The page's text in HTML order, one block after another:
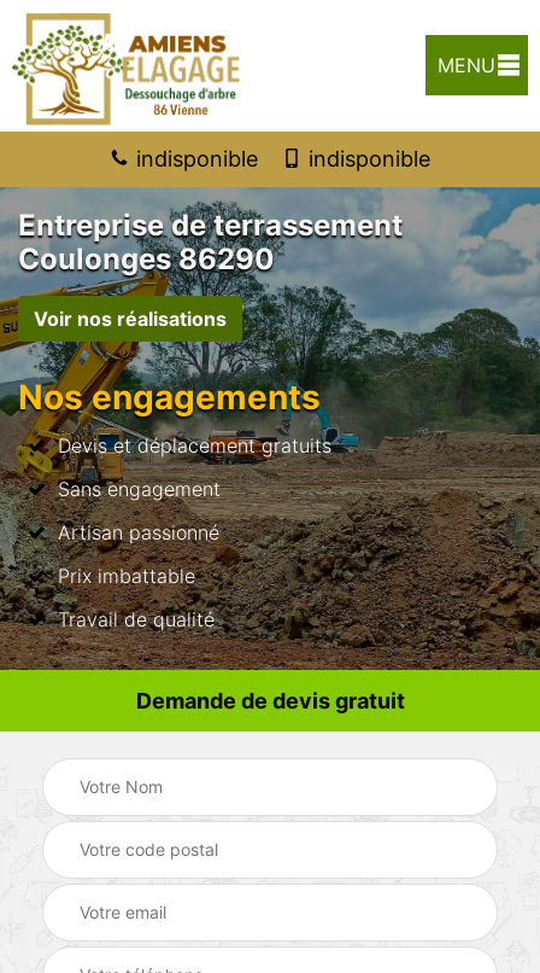
MENU
indisponible indisponible
Entreprise de terrassement
Coulonges 86290
Voir nos réalisations
Nos engagements
Devis et déplacement gratuits
Sans engagement
Artisan passionné
Prix imbattable
Travail de qualité
Demande de devis gratuit